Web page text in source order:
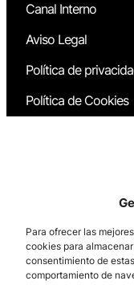
Para ofrecer las
cookies para
consentimiento de
comportamiento de
Canal Interno
Aviso Legal
Política de
Política de Cookies